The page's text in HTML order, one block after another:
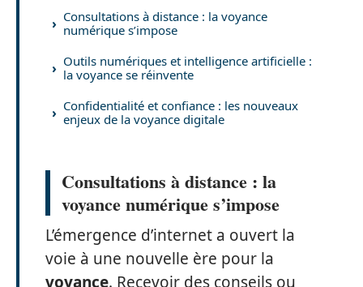
Consultations à distance : la voyance
numérique s’impose
Outils numériques et intelligence artificielle :
la voyance se réinvente
Confidentialité et confiance : les nouveaux
enjeux de la voyance digitale
Consultations à distance : la
voyance numérique s’impose
L’émergence d’internet a ouvert la
voie à une nouvelle ère pour la
voyance. Recevoir des conseils ou